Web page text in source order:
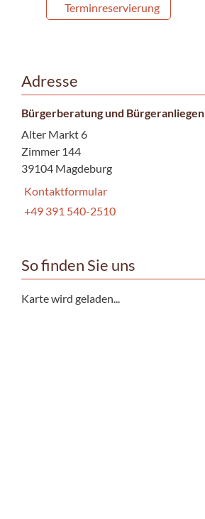
Terminreservierung
Adresse
Bürgerberatung und Bürgeranliegen
Alter Markt 6
Zimmer 144
39104 Magdeburg
Kontaktformular
+49 391 540-2510
So finden Sie uns
Karte wird geladen...